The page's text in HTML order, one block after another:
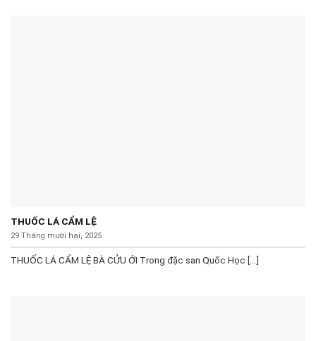
THUỐC LÁ CẨM LỆ
29 Tháng mười hai, 2025
THUỐC LÁ CẨM LỆ BÀ CỬU ỚI Trong đặc san Quốc Học [...]